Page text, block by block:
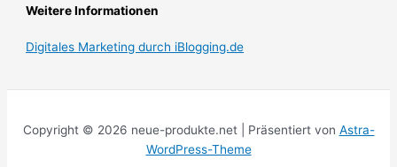
Weitere Informationen
Digitales Marketing durch iBlogging.de
Copyright © 2026 neue-produkte.net | Präsentiert von Astra-
WordPress-Theme